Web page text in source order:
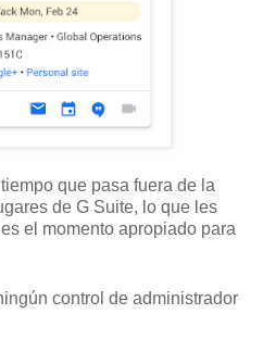
que pasa fuera de la
de G Suite, lo que les
el momento apropiado para
control de administrador